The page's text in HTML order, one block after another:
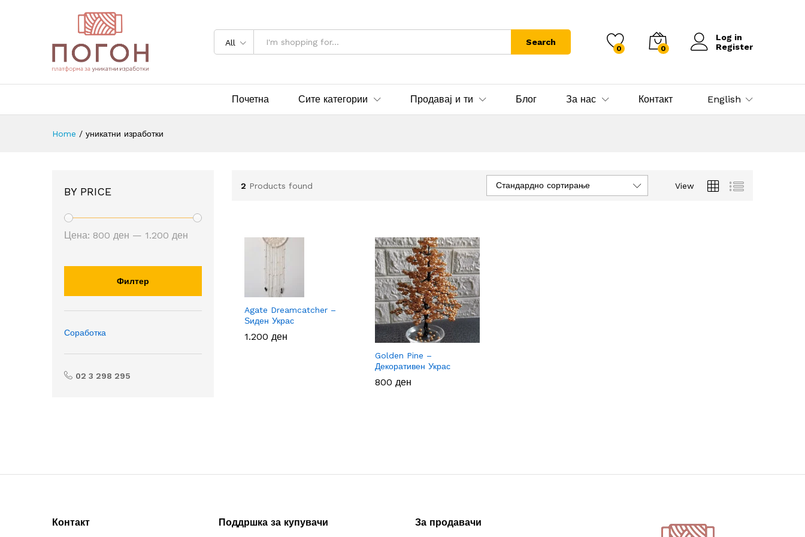
All Search
0 0
Log in
Register
Почетна Сите категории Продавај и ти Блог За нас Контакт English
Home / уникатни изработки
2 Products found View
Стандардно сортирање
Agate Dreamcatcher –
Ѕиден Украс
1.200 ден
1.200 ден
Golden Pine –
Декоративен Украс
800 ден
800 ден
BY PRICE
Филтер
Цена: 800 ден — 1.200 ден
Соработка
02 3 298 295
Контакт Поддршка за купувачи За продавачи